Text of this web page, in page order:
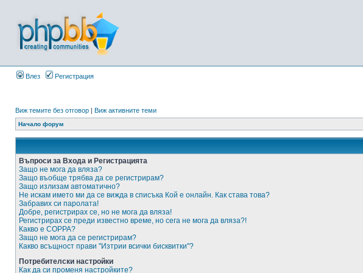
Влез Регистрация
Виж темите без отговор | Виж активните теми
Начало форум
Въпроси за Входа и Регистрацията
Защо не мога да вляза?
Защо въобще трябва да се регистрирам?
Защо излизам автоматично?
Не искам името ми да се вижда в списъка Кой е онлайн. Как става това?
Забравих си паролата!
Добре, регистрирах се, но не мога да вляза!
Регистрирах се преди известно време, но сега не мога да вляза?!
Какво е COPPA?
Защо не мога да се регистрирам?
Какво всъщност прави "Изтрии всички бисквитки"?
Потребителски настройки
Как да си променя настройките?